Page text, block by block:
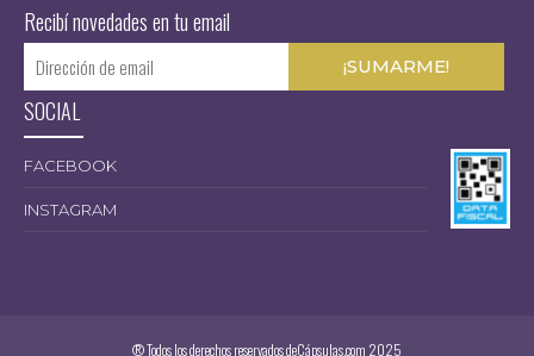
Recibí novedades en tu email
SOCIAL
FACEBOOK
INSTAGRAM
® Todos los derechos reservados deCápsulas.com 2025